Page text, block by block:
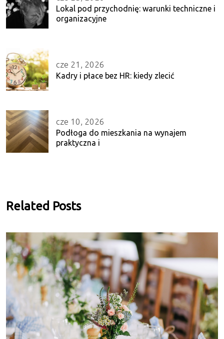
Lokal pod przychodnię: warunki techniczne i
organizacyjne
cze 21, 2026
Kadry i płace bez HR: kiedy zlecić
cze 10, 2026
Podłoga do mieszkania na wynajem
praktyczna i
Related Posts